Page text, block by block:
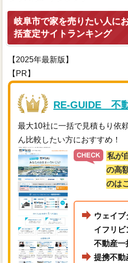
岐阜市で家を売りたい人に
括査定サイトランキング
【2025年最新版】
【PR】
RE-GUIDE 不
最大10社に一括で見積もり依
ん比較したい方におすすめ！
私が
の高
のは
ウェイ
イフリビ
不動産一
提携不動